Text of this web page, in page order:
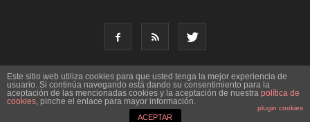
© Copyright 2016 - Sevilla Taurina. Todos los derechos
reservados | Desarrollado por
Este sitio web utiliza cookies para que usted tenga la mejor experiencia de
usuario. Si continúa navegando está dando su consentimiento para la
aceptación de las mencionadas cookies y la aceptación de nuestra política de
cookies, pinche el enlace para mayor información.
plugin cookies
ACEPTAR